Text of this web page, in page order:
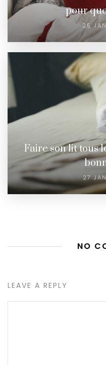
pour
25
Faire son lit tous
27
NO
LEAVE A REPLY